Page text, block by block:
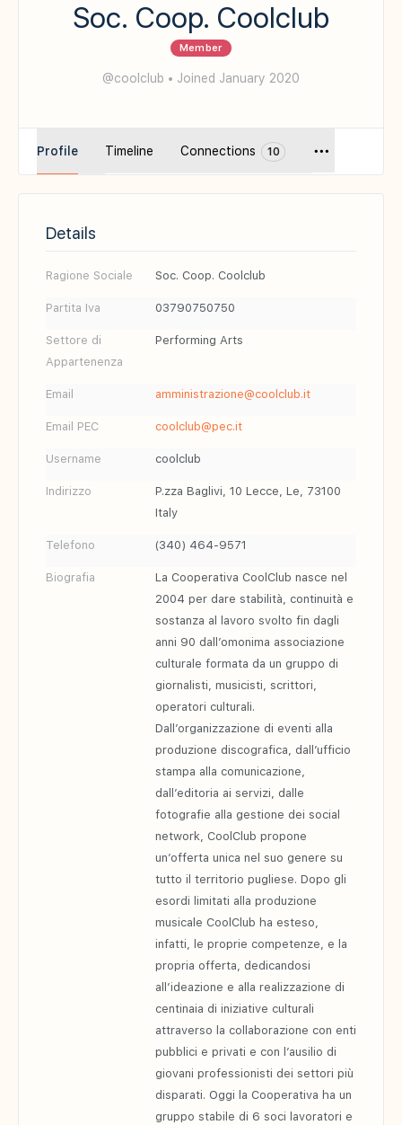
Soc. Coop. Coolclub
Member
@coolclub • Joined January 2020
Profile Timeline Connections 10
Details
Ragione Sociale Soc. Coop. Coolclub
Partita Iva 03790750750
Settore di
Appartenenza
Performing Arts
Email amministrazione@coolclub.it
Email PEC coolclub@pec.it
Username coolclub
Indirizzo
P.zza Baglivi, 10 Lecce, Le, 73100
Italy
Telefono (340) 464-9571
Biografia
La Cooperativa CoolClub nasce nel
2004 per dare stabilità, continuità e
sostanza al lavoro svolto fin dagli
anni 90 dall’omonima associazione
culturale formata da un gruppo di
giornalisti, musicisti, scrittori,
operatori culturali.
Dall’organizzazione di eventi alla
produzione discografica, dall’ufficio
stampa alla comunicazione,
dall’editoria ai servizi, dalle
fotografie alla gestione dei social
network, CoolClub propone
un’offerta unica nel suo genere su
tutto il territorio pugliese. Dopo gli
esordi limitati alla produzione
musicale CoolClub ha esteso,
infatti, le proprie competenze, e la
propria offerta, dedicandosi
all’ideazione e alla realizzazione di
centinaia di iniziative culturali
attraverso la collaborazione con enti
pubblici e privati e con l’ausilio di
giovani professionisti dei settori più
disparati. Oggi la Cooperativa ha un
gruppo stabile di 6 soci lavoratori e